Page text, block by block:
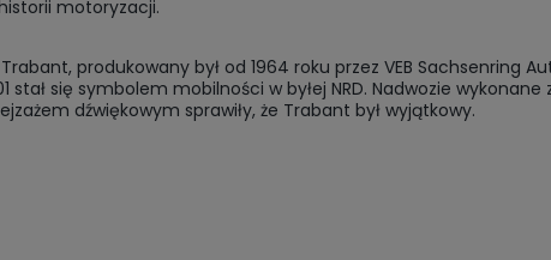
motoryzacji.
produkowany był od 1964 roku przez VEB Sachsenring
się symbolem mobilności w byłej NRD. Nadwozie
dźwiękowym sprawiły, że Trabant był wyjątkowy.